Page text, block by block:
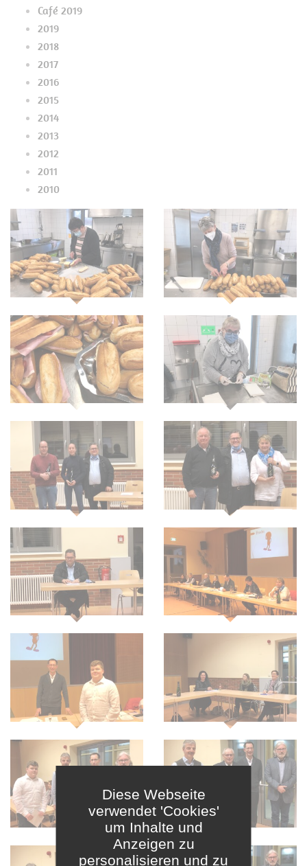
Café 2019
2019
2018
2017
2016
2015
2014
2013
2012
2011
2010
Diese Webseite
verwendet 'Cookies'
um Inhalte und
Anzeigen zu
personalisieren und zu